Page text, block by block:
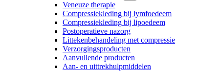
Veneuze therapie
Compressiekleding bij lymfoedeem
Compressiekleding bij lipoedeem
Postoperatieve nazorg
Littekenbehandeling met compressie
Verzorgingsproducten
Aanvullende producten
Aan- en uittrekhulpmiddelen